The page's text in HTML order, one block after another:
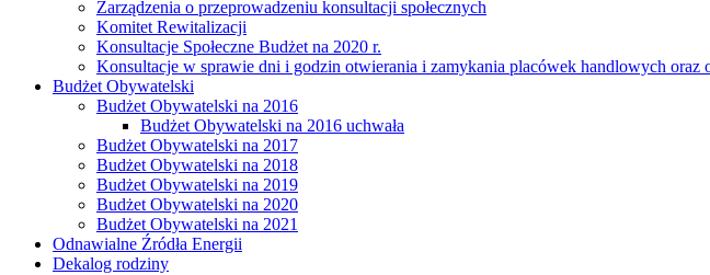
Zarządzenia o przeprowadzeniu konsultacji społecznych
Komitet Rewitalizacji
Konsultacje Społeczne Budżet na 2020 r.
Konsultacje w sprawie dni i godzin otwierania i zamykania placówek handlowych
Budżet Obywatelski
Budżet Obywatelski na 2016
Budżet Obywatelski na 2016 uchwała
Budżet Obywatelski na 2017
Budżet Obywatelski na 2018
Budżet Obywatelski na 2019
Budżet Obywatelski na 2020
Budżet Obywatelski na 2021
Odnawialne Źródła Energii
Dekalog rodziny